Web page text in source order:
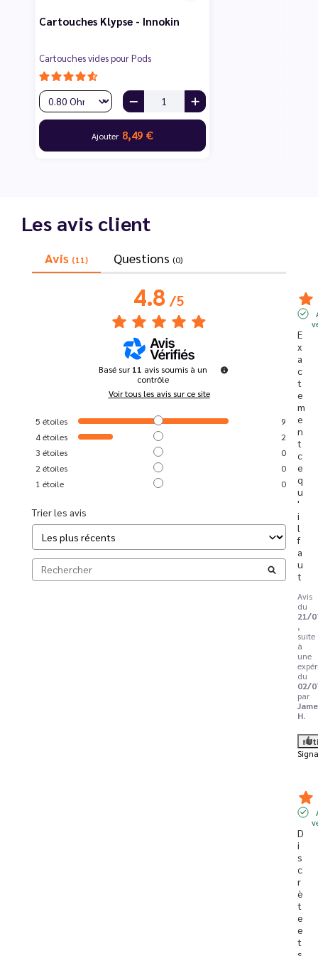
Cartouches Klypse - Innokin
Cartouches vides pour Pods
Ajouter 8,49 €
Les avis client
Avis (11) Questions (0)
4.8/5
Basé sur11 avis soumis à un
contrôle
Voir tous les avis sur ce site
5 étoiles
9
4étoiles
2
3 étoiles
0
2 étoiles
0
1 étoile 0
Trier les avis
E
x
a
c
t
e
m
e
n
t
c
e
q
u
'
i
l
f
a
u
t
Avis
du
21/
,
suite
à
une
du
02/
par
H.
D
i
s
c
r
è
t
e
e
t